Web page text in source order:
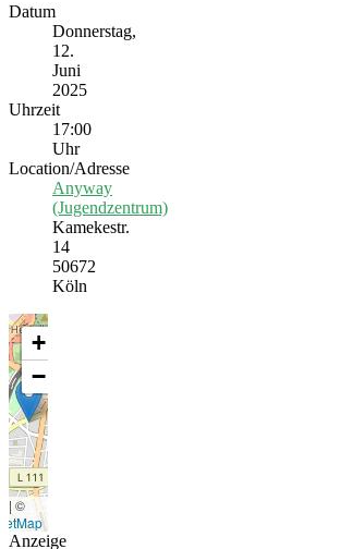
Datum
Donnerstag,
12.
Juni
2025
Uhrzeit
17:00
Uhr
Location/Adresse
Anyway
(Jugendzentrum)
Kamekestr.
14
50672
Köln
+
−
|©
Anzeige